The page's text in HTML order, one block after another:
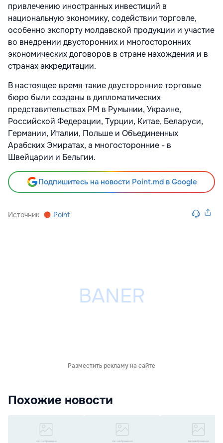
привлечению иностранных инвестиций в
национальную экономику, содействии торговле,
особенно экспорту молдавской продукции и участие
во внедрении двусторонних и многосторонних
экономических договоров в стране нахождения и в
странах аккредитации.
В настоящее время такие двусторонние торговые
бюро были созданы в дипломатических
представительствах РМ в Румынии, Украине,
Российской Федерации, Турции, Китае, Беларуси,
Германии, Италии, Польше и Объединенных
Арабских Эмиратах, а многосторонние - в
Швейцарии и Бельгии.
Подпишитесь на новости Point.md в Google
Источник Point
Разместить рекламу на сайте
Похожие новости